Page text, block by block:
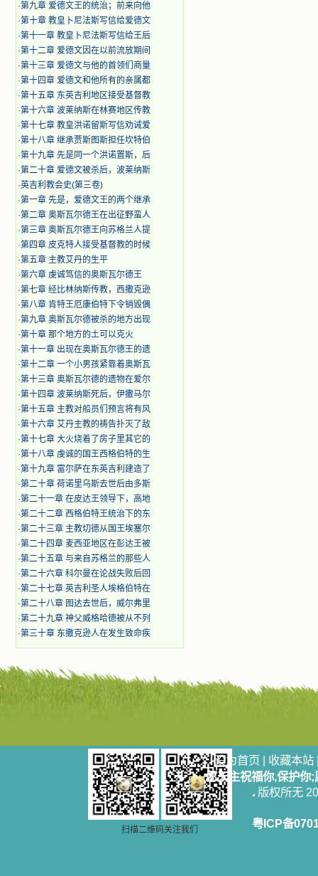
·第九章 爱德文王的统治；前来向他
·第十章 教皇卜尼法斯写信给爱德文
·第十一章 教皇卜尼法斯写信给王后
·第十二章 爱德文因在以前流放期间
·第十三章 爱德文与他的首领们商量
·第十四章 爱德文和他所有的亲属都
·第十五章 东英吉利地区接受基督教
·第十六章 波莱纳斯在林赛地区传教
·第十七章 教皇洪诺留斯写信劝诫爱
·第十八章 继承贾斯图斯担任坎特伯
·第十九章 先是同一个洪诺置斯，后
·第二十章 爱德文被杀后，波莱纳斯
·英吉利教会史(第三卷)
·第一章 先是，爱德文王的两个继承
·第二章 奥斯瓦尔德王在出征野蛮人
·第三章 奥斯瓦尔德王向苏格兰人提
·第四章 皮克特人接受基督教的时候
·第五章 主教艾丹的生平
·第六章 虔诚笃信的奥斯瓦尔德王
·第七章 经比林纳斯传教，西撒克逊
·第八章 肯特王厄康伯特下令销毁偶
·第九章 奥斯瓦尔德被杀的地方出现
·第十章 那个地方的土可以克火
·第十一章 出现在奥斯瓦尔德王的遗
·第十二章 一个小男孩紧靠着奥斯瓦
·第十三章 奥斯瓦尔德的遗物在爱尔
·第十四章 波莱纳斯死后，伊撒马尔
·第十五章 主教对船员们预言将有风
·第十六章 艾丹主教的祷告扑灭了敌
·第十七章 大火烧着了房子里其它的
·第十八章 虔诚的国王西格伯特的生
·第十九章 富尔萨在东英吉利建造了
·第二十章 荷诺里乌斯去世后由多斯
·第二十一章 在皮达王领导下，高地
·第二十二章 西格伯特王统治下的东
·第二十三章 主教切德从国王埃塞尔
·第二十四章 麦西亚地区在彭达王被
·第二十五章 与来自苏格兰的那些人
·第二十六章 科尔曼在论战失败后回
·第二十七章 英吉利圣人埃格伯特在
·第二十八章 图达去世后，威尔弗里
·第二十九章 神父威格哈德被从不列
·第三十章 东撒克逊人在发生致命疾
扫描二维码关注我们
设为首页 | 收藏本站
愿天主祝福你,保护你
版权所无
粤ICP备